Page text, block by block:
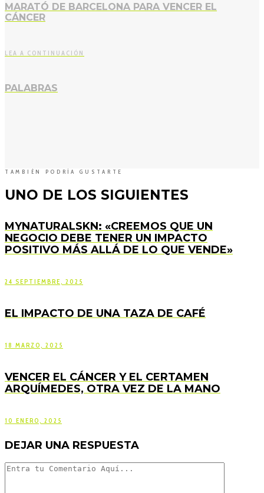
MARATÓ DE BARCELONA PARA VENCER EL
CÁNCER
LEA A CONTINUACIÓN
PALABRAS
TAMBIÉN PODRÍA GUSTARTE
UNO DE LOS SIGUIENTES
MYNATURALSKN: «CREEMOS QUE UN
NEGOCIO DEBE TENER UN IMPACTO
POSITIVO MÁS ALLÁ DE LO QUE VENDE»
24 SEPTIEMBRE, 2025
EL IMPACTO DE UNA TAZA DE CAFÉ
18 MARZO, 2025
VENCER EL CÁNCER Y EL CERTAMEN
ARQUÍMEDES, OTRA VEZ DE LA MANO
10 ENERO, 2025
DEJAR UNA RESPUESTA